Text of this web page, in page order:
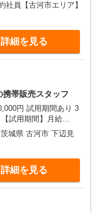
社員【古河市エリア】
詳細を見る
携帯販売スタッフ
円 試用期間あり 3
城県 古河市 下辺見
詳細を見る